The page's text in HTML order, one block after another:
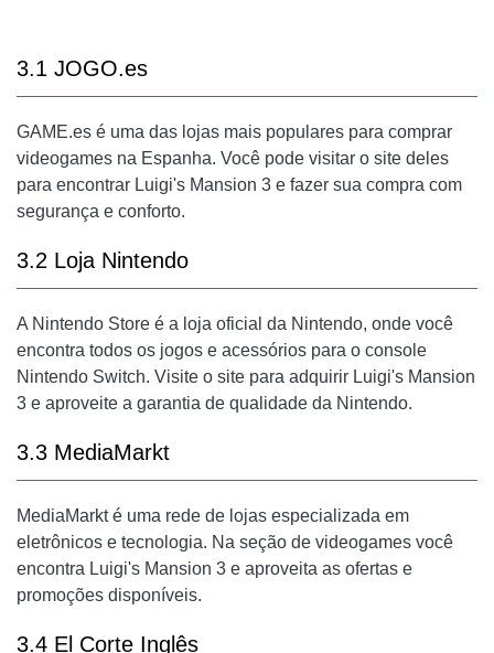
3.1 JOGO.es
GAME.es é uma das lojas mais populares para comprar
videogames na Espanha. Você pode visitar o site deles
para encontrar Luigi's Mansion 3 e fazer sua compra com
segurança e conforto.
3.2 Loja Nintendo
A Nintendo Store é a loja oficial da Nintendo, onde você
encontra todos os jogos e acessórios para o console
Nintendo Switch. Visite o site para adquirir Luigi's Mansion
3 e aproveite a garantia de qualidade da Nintendo.
3.3 MediaMarkt
MediaMarkt é uma rede de lojas especializada em
eletrônicos e tecnologia. Na seção de videogames você
encontra Luigi's Mansion 3 e aproveita as ofertas e
promoções disponíveis.
3.4 El Corte Inglês